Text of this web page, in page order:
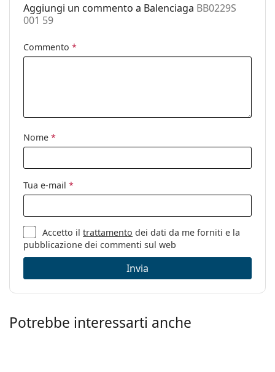
Altro
Categorie:
Occhiali da sole
Codice:
BB0229S 001 59
Aggiungi un commento a Balenciaga BB0229S
001 59
Commento *
Nome *
Tua e-mail *
Accetto iltrattamento dei dati da me forniti e la
pubblicazione dei commenti sul web
Invia
Potrebbe interessarti anche